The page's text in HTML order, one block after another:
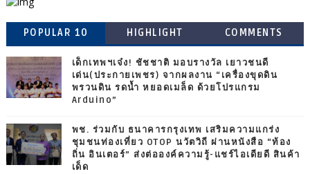
POPULAR 10 HIGHLIGHT COMMENTS
เด็กเทพฯเจ๋ง! ชัชชาติ มอบรางวัล เยาวชนดี
เด่น(ประกายเพชร) จากผลงาน “เครื่องขุดดิน
พรวนดิน รดน้ำ หยอดเมล็ด ด้วยโปรแกรม
Arduino”
พช. ร่วมกับ ธนาคารกรุงเทพ เสริมความแกร่ง
ชุมชนท่องเที่ยว OTOP นวัตวิถี ผ่านหนังสือ “ท้อง
ถิ่น อินเตอร์” ส่งต่อองค์ความรู้-แชร์ไอเดียดี สินค้า
เด็ด